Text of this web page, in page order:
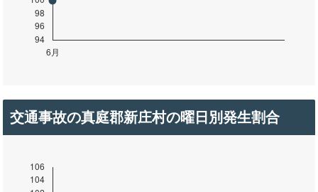
交通事故の真庭郡新庄村の曜日別発生割合